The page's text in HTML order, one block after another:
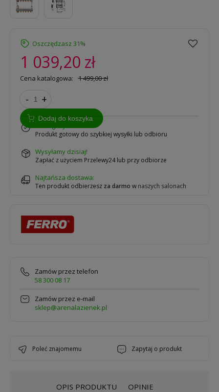
Oszczędzasz 31%
1 039,20 zł
Cena katalogowa: 1 499,00 zł
- +
Dodaj do koszyka
Produkt gotowy do szybkiej wysyłki lub odbioru
wysyłamy dzisiaj!
Zapłać z użyciem Przelewy24 lub przy odbiorze
Najtańsza dostawa:
Ten produkt odbierzesz za darmo w naszych salonach
Zamów przez telefon
58 300 08 17
Zamów przez e-mail
sklep@arenalazienek.pl
poleć znajomemu zapytaj o produkt
OPIS PRODUKTU OPINIE